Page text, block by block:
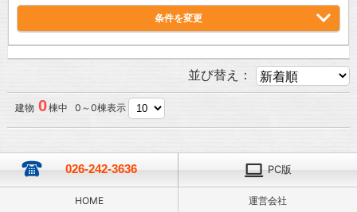
条件を変更
並び替え：
建物 0棟中 0～0棟表示
026-242-3636 PC版
HOME 運営会社